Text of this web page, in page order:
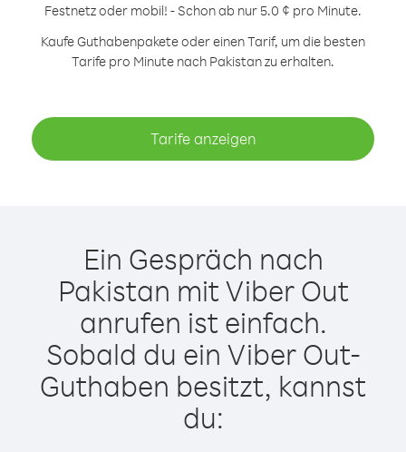
Festnetz oder mobil! - Schon ab nur 5.0 ¢ pro Minute.
Kaufe Guthabenpakete oder einen Tarif, um die besten
Tarife pro Minute nach Pakistan zu erhalten.
Tarife anzeigen
Ein Gespräch nach
Pakistan mit Viber Out
anrufen ist einfach.
Sobald du ein Viber Out-
Guthaben besitzt, kannst
du: